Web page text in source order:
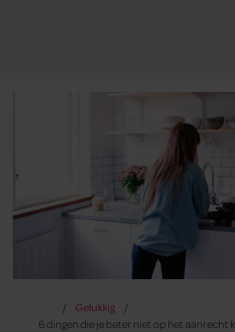
Gelukkig
6 dingen die je beter niet op het aanrecht